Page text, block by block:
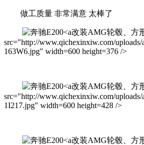
做工质量 非常满意 太棒了
改装AMG轮毂、方
src="http://www.qichexinxiw.com/
163W6.jpg" width=600 height=376 />
改装AMG轮毂、方
src="http://www.qichexinxiw.com/
1I217.jpg" width=600 height=428 />
改装AMG轮毂、方